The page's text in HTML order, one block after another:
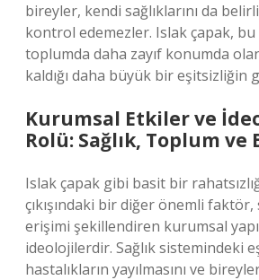
bireyler, kendi sağlıklarını da
kontrol edemezler. Islak çapak, bu
toplumda daha zayıf konumda
kaldığı daha büyük bir eşitsizliğin
Kurumsal Etkiler ve
Rolü: Sağlık, Toplum ve
Islak çapak gibi basit bir
çıkışındaki bir diğer önemli faktör,
erişimi şekillendiren kurumsal
ideolojilerdir. Sağlık sistemindeki
hastalıkların yayılmasını ve